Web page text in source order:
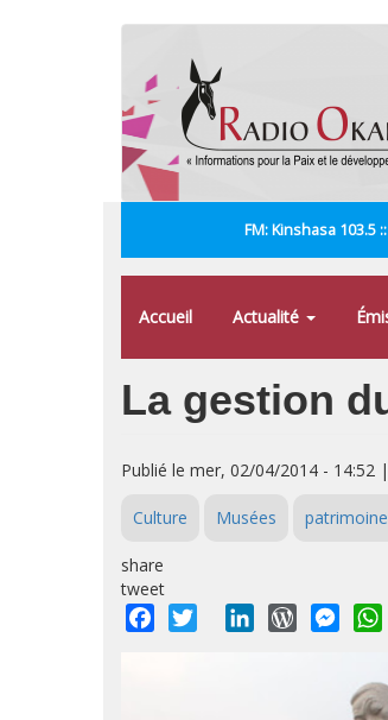
FM: Kinshasa 103.5
Accueil Actualité
La gestion
Publié le mer, 02/04/2014 -
Culture Musées patrimoine
share
tweet
Facebook
Twitter LinkedInWordPress